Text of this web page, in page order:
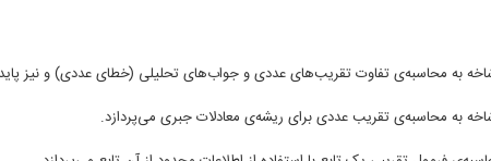
به محاسبه‌ی تفاوت تقریب‌های عددی و جواب‌های تحلیلی (خطای عددی) و نیز
به محاسبه‌ی تقریب عددی برای ریشه‌ی معادلات جبری می‌پردازد.